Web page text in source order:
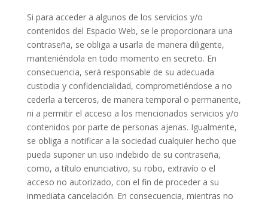
Si para acceder a algunos de los servicios y/o
contenidos del Espacio Web, se le proporcionara una
contraseña, se obliga a usarla de manera diligente,
manteniéndola en todo momento en secreto. En
consecuencia, será responsable de su adecuada
custodia y confidencialidad, comprometiéndose a no
cederla a terceros, de manera temporal o permanente,
ni a permitir el acceso a los mencionados servicios y/o
contenidos por parte de personas ajenas. Igualmente,
se obliga a notificar a la sociedad cualquier hecho que
pueda suponer un uso indebido de su contraseña,
como, a título enunciativo, su robo, extravío o el
acceso no autorizado, con el fin de proceder a su
inmediata cancelación. En consecuencia, mientras no